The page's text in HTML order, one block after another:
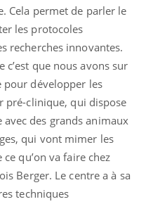
Cela permet de parler le
les protocoles
recherches innovantes.
c’est que nous avons sur
pour développer les
pré-clinique, qui dispose
des grands animaux
qui vont mimer les
qu’on va faire chez
Berger. Le centre a à sa
techniques